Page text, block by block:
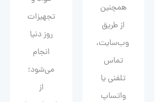
همچنین
از طریق
وب‌سایت،
تماس
تلفنی یا
واتساپ
تجهیزات
روز دنیا
انجام
می‌شود؛
از